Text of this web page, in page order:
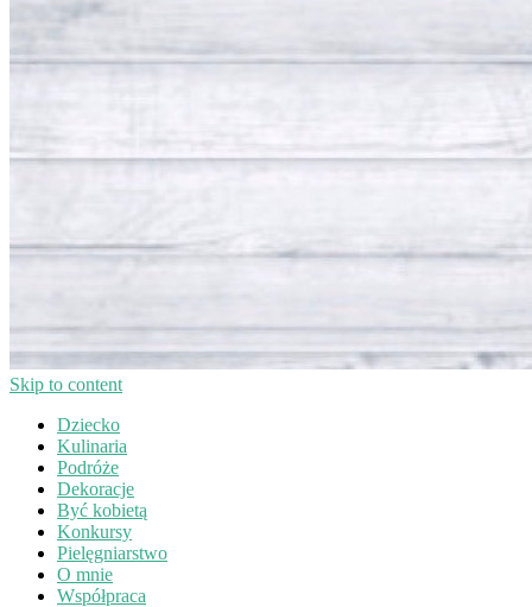
Skip to content
Dziecko
Kulinaria
Podróże
Dekoracje
Być kobietą
Konkursy
Pielęgniarstwo
O mnie
Współpraca